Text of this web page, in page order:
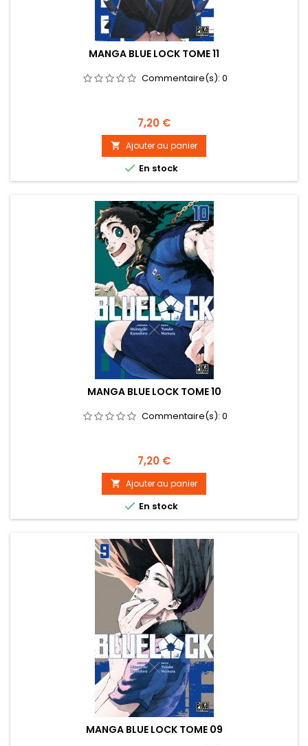
MANGA BLUE LOCK TOME 11
Commentaire(s): 0
Prix
7,20 €
 Ajouter au panier
 En stock
MANGA BLUE LOCK TOME 10
Commentaire(s): 0
Prix
7,20 €
 Ajouter au panier
 En stock
MANGA BLUE LOCK TOME 09